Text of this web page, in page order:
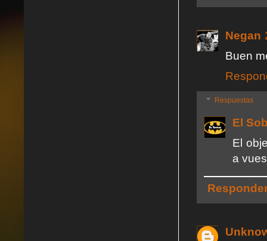
Negan
Buen
Respuestas
El
El
a